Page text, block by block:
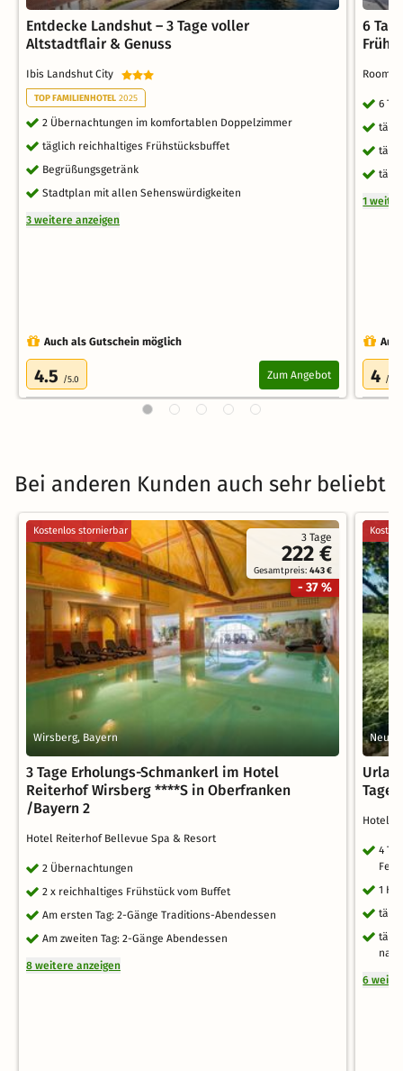
Entdecke Landshut – 3 Tage voller
Altstadtflair & Genuss
Ibis Landshut City
TOP FAMILIENHOTEL 2025
2 Übernachtungen im komfortablen Doppelzimmer
täglich reichhaltiges Frühstücksbuffet
Begrüßungsgetränk
Stadtplan mit allen Sehenswürdigkeiten
3 weitere anzeigen
Auch als Gutschein möglich
4.5 /5.0 Zum Angebot
6
6
1
4 /5.0
Bei anderen Kunden auch sehr beliebt
3 Tage
222 €
Gesamtpreis:443 €
- 37 %
Kostenlos stornierbar
Wirsberg, Bayern
3 Tage Erholungs-Schmankerl im Hotel
Reiterhof Wirsberg ****S in Oberfranken
/Bayern 2
Hotel Reiterhof Bellevue Spa & Resort
2 Übernachtungen
2 x reichhaltiges Frühstück vom Buffet
Am ersten Tag: 2-Gänge Traditions-Abendessen
Am zweiten Tag: 2-Gänge Abendessen
8 weitere anzeigen
Tage
Hotel
4
1
6